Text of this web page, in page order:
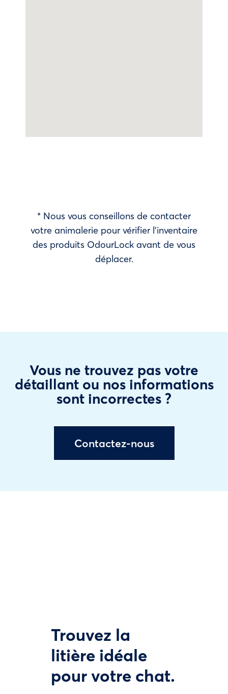
* Nous vous conseillons de contacter
votre animalerie pour vérifier l’inventaire
des produits OdourLock avant de vous
déplacer.
Vous ne trouvez pas votre
détaillant ou nos informations
sont incorrectes ?
Contactez-nous
Trouvez la
litière idéale
pour votre chat.